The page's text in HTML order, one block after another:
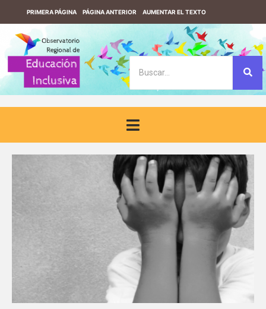
PRIMERA PÁGINA PÁGINA ANTERIOR AUMENTAR EL TEXTO
REDUCIR EL TEXTO VERSIÓN SIN CONTRASTE
DESCARGUE EL LECTOR DE PANTALLA F123